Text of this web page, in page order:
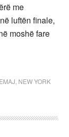
me
luftën finale,
moshë fare
NEW YORK